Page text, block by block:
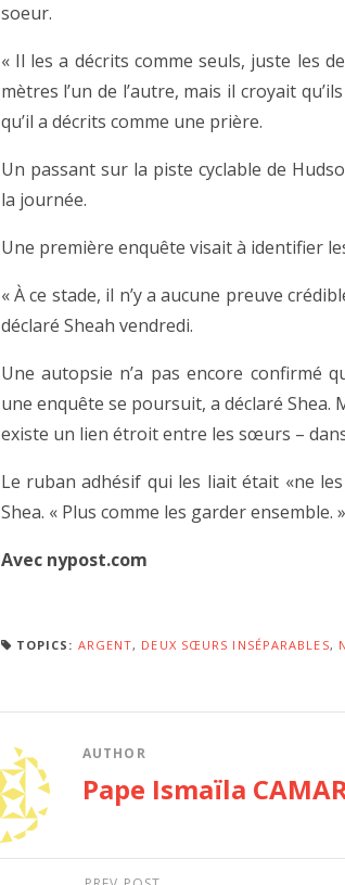
soeur.
« Il les a décrits comme seuls, juste les
mètres l’un de l’autre, mais il croyait
qu’il a décrits comme une prière.
Un passant sur la piste cyclable de
la journée.
Une première enquête visait à identifier
« À ce stade, il n’y a aucune preuve
déclaré Sheah vendredi.
Une autopsie n’a pas encore confirmé
une enquête se poursuit, a déclaré Shea.
existe un lien étroit entre les sœurs –
Le ruban adhésif qui les liait était «ne
Shea. « Plus comme les garder ensemble. »
Avec nypost.com
TOPICS: ARGENT, DEUX SŒURS INSÉPARABLES,
AUTHOR
Pape Ismaïla